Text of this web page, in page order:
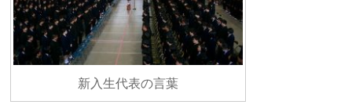
新入生代表の言葉